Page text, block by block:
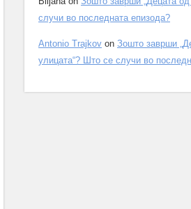
случи во последната епизода?
Antonio Trajkov on Зошто заврши
улицата“? Што се случи во